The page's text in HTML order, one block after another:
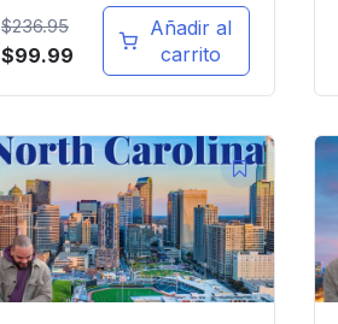
$236.95
$99.99
Añadir al
carrito